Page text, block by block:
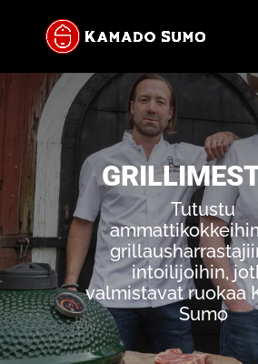
Tutustu
intoilijoihin,
valmistavat ruokaa
Sumo